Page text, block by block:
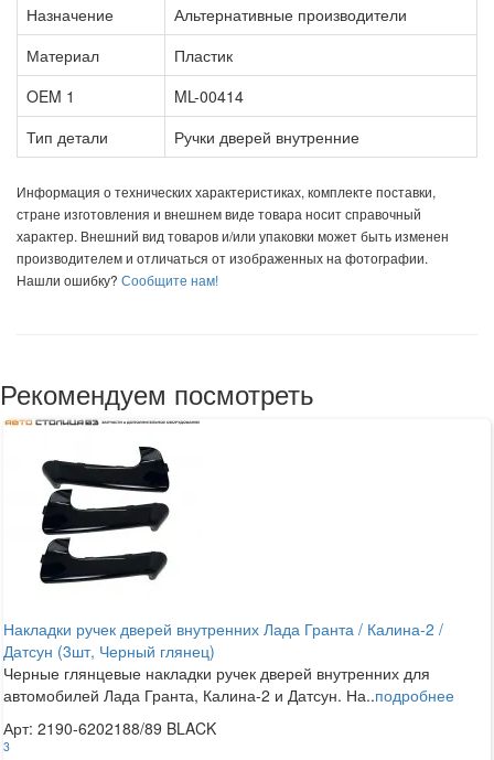
Назначение
Альтернативные производители
Материал
Пластик
OEM 1
ML-00414
Тип детали
Ручки дверей внутренние
Информация о технических характеристиках, комплекте поставки,
стране изготовления и внешнем виде товара носит справочный
характер. Внешний вид товаров и/или упаковки может быть изменен
производителем и отличаться от изображенных на фотографии.
Нашли ошибку? Сообщите нам!
Рекомендуем посмотреть
Накладки ручек дверей внутренних Лада Гранта / Калина-2 /
Датсун (3шт, Черный глянец)
Черные глянцевые накладки ручек дверей внутренних для
автомобилей Лада Гранта, Калина-2 и Датсун. На..подробнее
Арт: 2190-6202188/89 BLACK
3